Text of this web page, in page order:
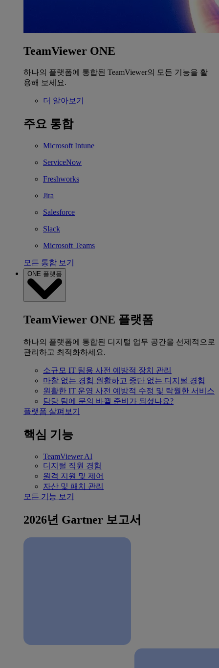
TeamViewer ONE
하나의 플랫폼에 통합된 TeamViewer의 모든 기능을 활
용해 보세요.
더 알아보기
주요 통합
Microsoft Intune
ServiceNow
Freshworks
Jira
Salesforce
Slack
Microsoft Teams
모든 통합 보기
ONE 플랫폼
TeamViewer ONE 플랫폼
하나의 플랫폼에 통합된 디지털 업무 공간을 선제적으로
관리하고 최적화하세요.
소규모 IT 팀용 사전 예방적 장치 관리
마찰 없는 경험 원활하고 중단 없는 디지털 경험
원활한 IT 운영 사전 예방적 수정 및 탁월한 서비스
담당 팀에 문의 바뀔 준비가 되셨나요?
플랫폼 살펴보기
핵심 기능
TeamViewer AI
디지털 직원 경험
원격 지원 및 제어
자산 및 패치 관리
모든 기능 보기
2026년 Gartner 보고서